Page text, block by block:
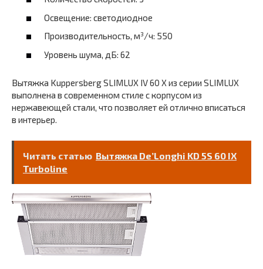
Освещение: светодиодное
Производительность, м³/ч: 550
Уровень шума, дБ: 62
Вытяжка Kuppersberg SLIMLUX IV 60 X из серии SLIMLUX
выполнена в современном стиле с корпусом из
нержавеющей стали, что позволяет ей отлично вписаться
в интерьер.
Читать статью Вытяжка De’Longhi KD 5S 60 IX
Turboline